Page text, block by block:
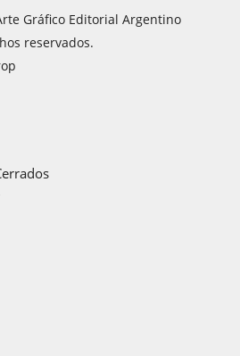
Gráfico Editorial Argentino
reservados.